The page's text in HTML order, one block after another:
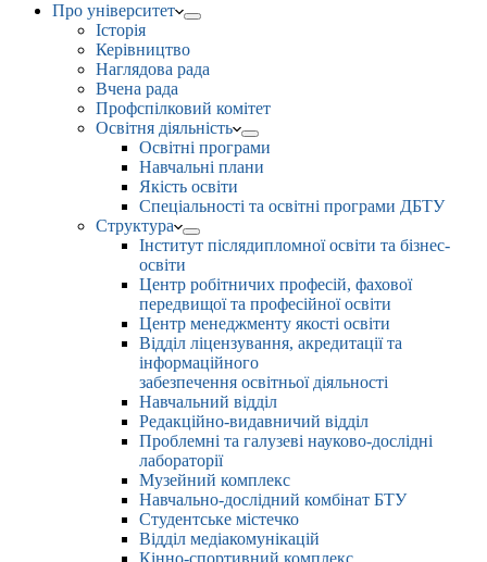
Про університет
Історія
Керівництво
Наглядова рада
Вчена рада
Профспілковий комітет
Освітня діяльність
Освітні програми
Навчальні плани
Якість освіти
Спеціальності та освітні програми ДБТУ
Структура
Інститут післядипломної освіти та бізнес-
освіти
Центр робітничих професій, фахової
передвищої та професійної освіти
Центр менеджменту якості освіти
Відділ ліцензування, акредитації та
інформаційного
забезпечення освітньої діяльності
Навчальний відділ
Редакційно-видавничий відділ
Проблемні та галузеві науково-дослідні
лабораторії
Музейний комплекс
Навчально-дослідний комбінат БТУ
Студентське містечко
Відділ медіакомунікацій
Кінно-спортивний комплекс